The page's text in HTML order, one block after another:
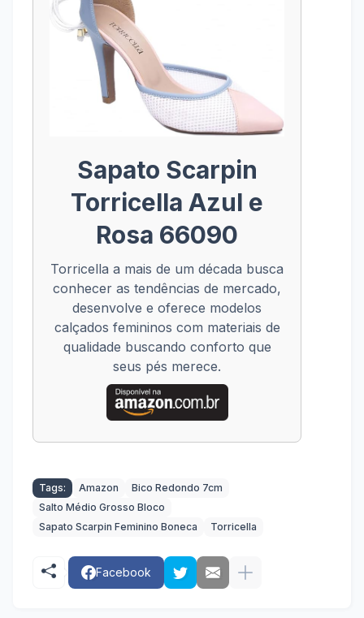
Sapato Scarpin
Torricella Azul e
Rosa 66090
Torricella a mais de um década busca
conhecer as tendências de mercado,
desenvolve e oferece modelos
calçados femininos com materiais de
qualidade buscando conforto que
seus pés merece.
Tags: Amazon
Bico Redondo 7cm
Salto Médio Grosso Bloco
Sapato Scarpin Feminino Boneca
Torricella
Facebook